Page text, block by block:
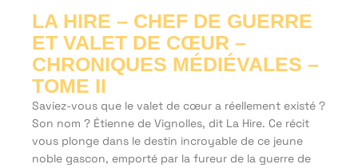
LA HIRE – CHEF DE GUERRE
ET VALET DE CŒUR –
CHRONIQUES MÉDIÉVALES –
TOME II
Saviez-vous que le valet de cœur a réellement existé ?
Son nom ? Étienne de Vignolles, dit La Hire. Ce récit
vous plonge dans le destin incroyable de ce jeune
noble gascon, emporté par la fureur de la guerre de